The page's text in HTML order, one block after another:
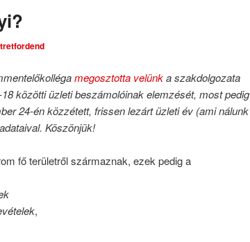
megosztotta velünka szakdolgozata
közötti üzleti beszámolóinak elemzését, most pedig
24-én közzétett, frissen lezárt üzleti év (ami nálunk
Köszönjük!
fő területről származnak, ezek pedig a
,